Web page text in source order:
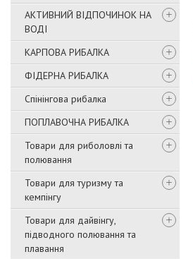
АКТИВНИЙ ВІДПОЧИНОК НА
ВОДІ
КАРПОВА РИБАЛКА
ФІДЕРНА РИБАЛКА
Спінінгова рибалка
ПОПЛАВОЧНА РИБАЛКА
Товари для риболовлі та
полювання
Товари для туризму та
кемпінгу
Товари для дайвінгу,
підводного полювання та
плавання